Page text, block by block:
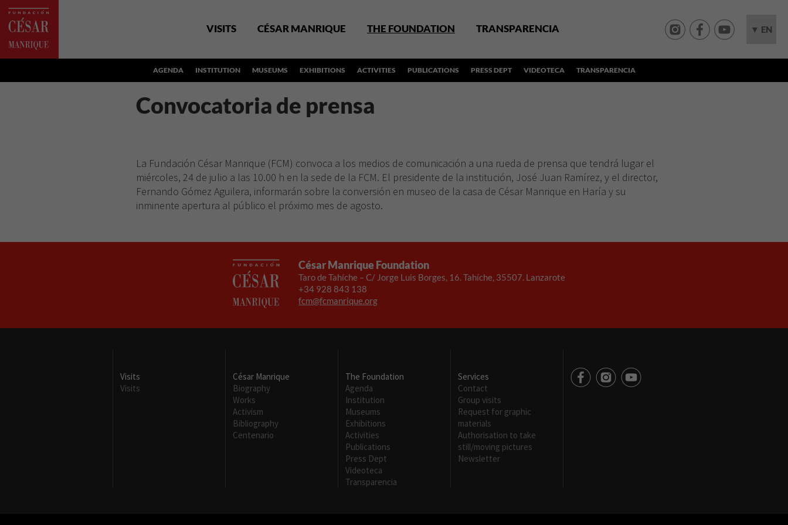
VISITS CÉSAR MANRIQUE THE FOUNDATION TRANSPARENCIA ▼ EN
AGENDA INSTITUTION MUSEUMS EXHIBITIONS ACTIVITIES PUBLICATIONS PRESS DEPT VIDEOTECA TRANSPARENCIA
Convocatoria de prensa
La Fundación César Manrique (FCM) convoca a los medios de comunicación a una rueda de prensa que tendrá lugar el
miércoles, 24 de julio a las 10.00 h en la sede de la FCM. El presidente de la institución, José Juan Ramírez, y el director,
Fernando Gómez Aguilera, informarán sobre la conversión en museo de la casa de César Manrique en Haría y su
inminente apertura al público el próximo mes de agosto.
César Manrique Foundation
Taro de Tahíche – C/ Jorge Luis Borges, 16. Tahíche, 35507. Lanzarote
+34 928 843 138
fcm@fcmanrique.org
Visits
Visits
César Manrique
Biography
Works
Activism
Bibliography
Centenario
The Foundation
Agenda
Institution
Museums
Exhibitions
Activities
Publications
Press Dept
Videoteca
Transparencia
Services
Contact
Group visits
Request for graphic
materials
Authorisation to take
still/moving pictures
Newsletter